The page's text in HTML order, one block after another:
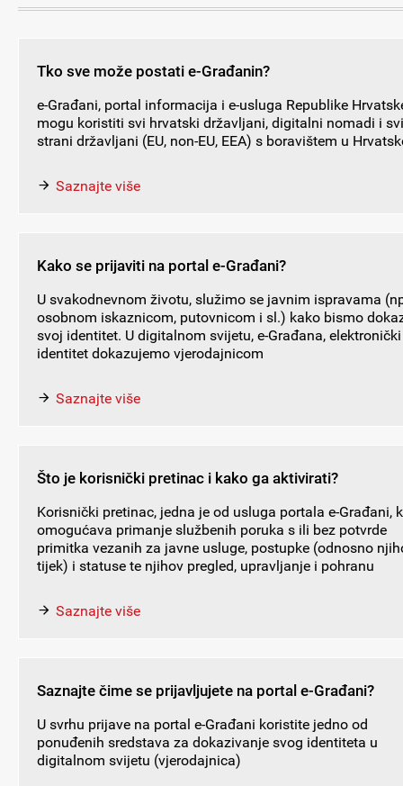
Tko sve može postati e-Građanin?
e-Građani, portal informacija i e-usluga Republike
mogu koristiti svi hrvatski državljani, digitalni nomadi i svi
strani državljani (EU, non-EU, EEA) s boravištem u
Saznajte više
Kako se prijaviti na portal e-Građani?
U svakodnevnom životu, služimo se javnim ispravama
osobnom iskaznicom, putovnicom i sl.) kako bismo
svoj identitet. U digitalnom svijetu, e-Građana, elektronički
identitet dokazujemo vjerodajnicom
Saznajte više
Što je korisnički pretinac i kako ga aktivirati?
Korisnički pretinac, jedna je od usluga portala e-Građani,
omogućava primanje službenih poruka s ili bez potvrde
primitka vezanih za javne usluge, postupke (odnosno
tijek) i statuse te njihov pregled, upravljanje i pohranu
Saznajte više
Saznajte čime se prijavljujete na portal e-Građani?
U svrhu prijave na portal e-Građani koristite jedno od
ponuđenih sredstava za dokazivanje svog identiteta u
digitalnom svijetu (vjerodajnica)